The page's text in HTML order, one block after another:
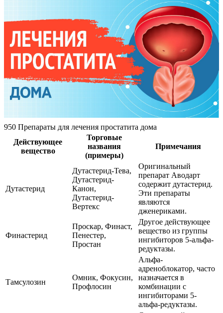
950 Препараты для лечения простатита дома
Действующее
вещество
Торговые
названия
(примеры)
Примечания
Дутастерид
Дутастерид-Тева,
Дутастерид-
Канон,
Дутастерид-
Вертекс
Оригинальный
препарат Аводарт
содержит дутастерид.
Эти препараты
являются
дженериками.
Финастерид
Проскар, Финаст,
Пенестер,
Простан
Другое действующее
вещество из группы
ингибиторов 5-альфа-
редуктазы.
Тамсулозин
Омник, Фокусин,
Профлосин
Альфа-
адреноблокатор, часто
назначается в
комбинации с
ингибиторами 5-
альфа-редуктазы.